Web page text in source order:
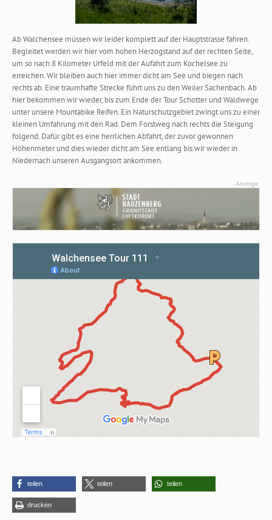
Ab Walchensee müssen wir leider komplett auf der Hauptstrasse fahren.
Begleitet werden wir hier vom hohen Herzogstand auf der rechten Seite,
um so nach 8 Kilometer Urfeld mit der Aufahrt zum Kochelsee zu
erreichen. Wir bleiben auch hier immer dicht am See und biegen nach
rechts ab. Eine traumhafte Strecke führt uns zu den Weiler Sachenbach. Ab
hier bekommen wir wieder, bis zum Ende der Tour Schotter und Waldwege
unter unsere Mountabike Reifen. Ein Naturschutzgebiet zwingt uns zu einer
kleinen Umfahrung mit den Rad. Dem Forstweg nach rechts die Steigung
folgend. Dafür gibt es eine herrlichen Abfahrt, der zuvor gewonnen
Höhenmeter und dies wieder dicht am See entlang bis wir wieder in
Niedernach unseren Ausgangsort ankommen.
Anzeige
teilen teilen teilen
drucken